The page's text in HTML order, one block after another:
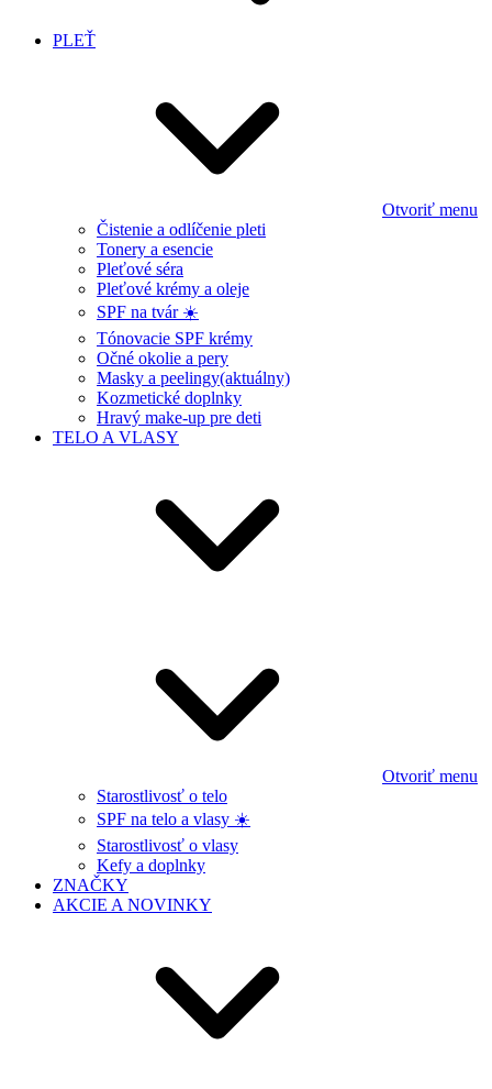
PLEŤ
Otvoriť menu
Čistenie a odlíčenie pleti
Tonery a esencie
Pleťové séra
Pleťové krémy a oleje
SPF na tvár ☀️
Tónovacie SPF krémy
Očné okolie a pery
Masky a peelingy(aktuálny)
Kozmetické doplnky
Hravý make-up pre deti
TELO A VLASY
Otvoriť menu
Starostlivosť o telo
SPF na telo a vlasy ☀️
Starostlivosť o vlasy
Kefy a doplnky
ZNAČKY
AKCIE A NOVINKY